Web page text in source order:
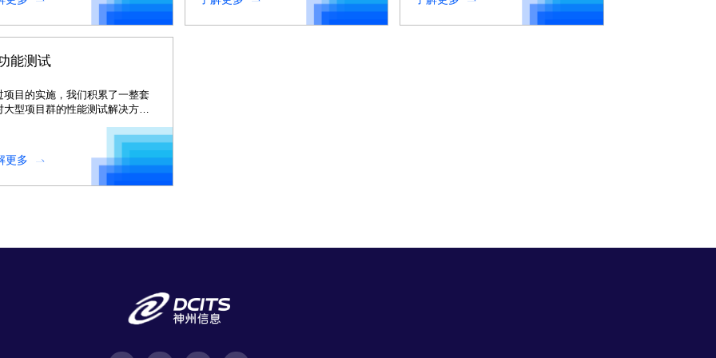
能测试
项目的实施，我们积累了一整套
大型项目群的性能测试解决方
更多